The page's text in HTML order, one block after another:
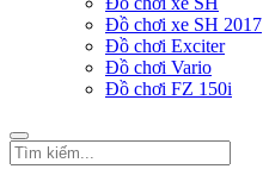
Đồ chơi xe SH 2017
Đồ chơi Exciter
Đồ chơi Vario
Đồ chơi FZ 150i